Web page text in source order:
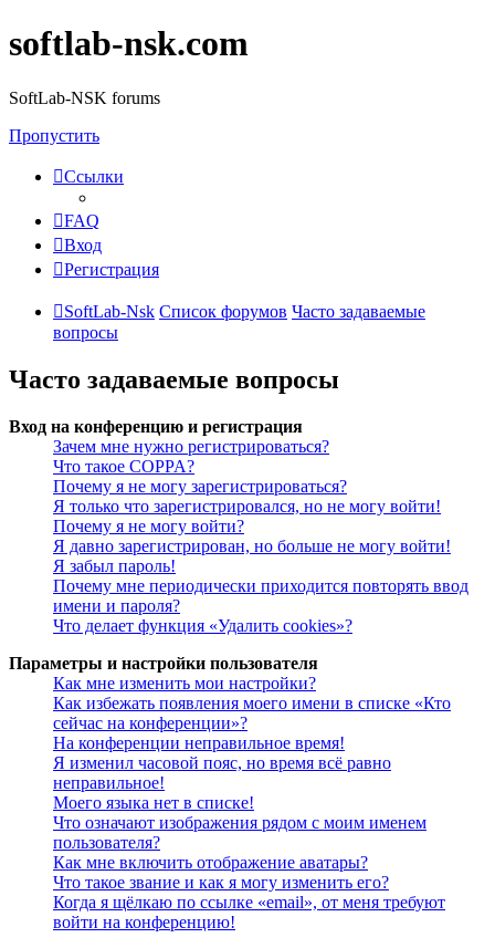
softlab-nsk.com
SoftLab-NSK forums
Пропустить
Ссылки
FAQ
Вход
Регистрация
SoftLab-Nsk Список форумов Часто задаваемые
вопросы
Часто задаваемые вопросы
Вход на конференцию и регистрация
Зачем мне нужно регистрироваться?
Что такое COPPA?
Почему я не могу зарегистрироваться?
Я только что зарегистрировался, но не могу войти!
Почему я не могу войти?
Я давно зарегистрирован, но больше не могу войти!
Я забыл пароль!
Почему мне периодически приходится повторять ввод
имени и пароля?
Что делает функция «Удалить cookies»?
Параметры и настройки пользователя
Как мне изменить мои настройки?
Как избежать появления моего имени в списке «Кто
сейчас на конференции»?
На конференции неправильное время!
Я изменил часовой пояс, но время всё равно
неправильное!
Моего языка нет в списке!
Что означают изображения рядом с моим именем
пользователя?
Как мне включить отображение аватары?
Что такое звание и как я могу изменить его?
Когда я щёлкаю по ссылке «email», от меня требуют
войти на конференцию!